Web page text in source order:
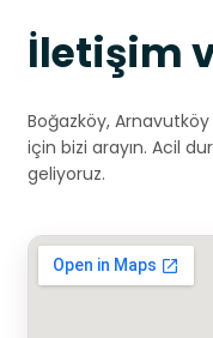
İletişim
Boğazköy,
için bizi arayın. Acil
geliyoruz.